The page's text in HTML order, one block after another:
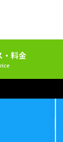
・料金